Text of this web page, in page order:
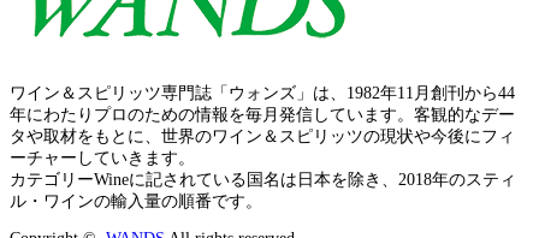
ワイン＆スピリッツ専門誌「ウォンズ」は、1982年11月創刊から44
年にわたりプロのための情報を毎月発信しています。客観的なデー
タや取材をもとに、世界のワイン＆スピリッツの現状や今後にフィ
ーチャーしていきます。
カテゴリーWineに記されている国名は日本を除き、2018年のスティ
ル・ワインの輸入量の順番です。